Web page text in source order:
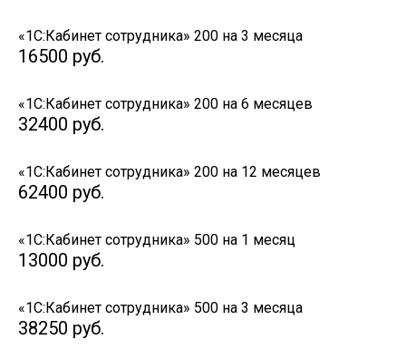
«1С:Кабинет сотрудника» 200 на 3 месяца
16500 руб.
«1С:Кабинет сотрудника» 200 на 6 месяцев
32400 руб.
«1С:Кабинет сотрудника» 200 на 12 месяцев
62400 руб.
«1С:Кабинет сотрудника» 500 на 1 месяц
13000 руб.
«1С:Кабинет сотрудника» 500 на 3 месяца
38250 руб.